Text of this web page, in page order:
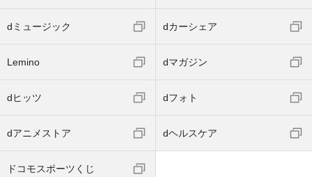
dミュージック dカーシェア
Lemino dマガジン
dヒッツ dフォト
dアニメストア dヘルスケア
ドコモスポーツくじ